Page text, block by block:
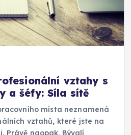
vztahy s
a šéfy: Síla sítě
místa neznamená
vztahů, které jste na
Právě naopak. Bývalí